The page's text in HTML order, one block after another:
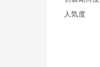
人気度